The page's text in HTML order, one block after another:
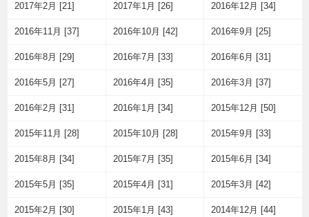
2017年2月 [21] 2017年1月 [26] 2016年12月 [34]
2016年11月 [37] 2016年10月 [42] 2016年9月 [25]
2016年8月 [29] 2016年7月 [33] 2016年6月 [31]
2016年5月 [27] 2016年4月 [35] 2016年3月 [37]
2016年2月 [31] 2016年1月 [34] 2015年12月 [50]
2015年11月 [28] 2015年10月 [28] 2015年9月 [33]
2015年8月 [34] 2015年7月 [35] 2015年6月 [34]
2015年5月 [35] 2015年4月 [31] 2015年3月 [42]
2015年2月 [30] 2015年1月 [43] 2014年12月 [44]